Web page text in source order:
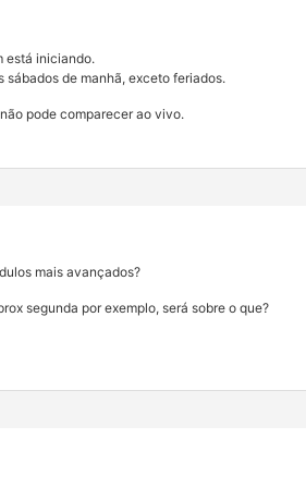
está iniciando.
sábados de manhã, exceto feriados.
pode comparecer ao vivo.
mais avançados?
segunda por exemplo, será sobre o que?